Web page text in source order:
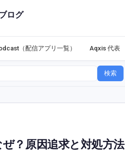
ログ
（配信アプリ一覧） Aqxis 代表
検索
？原因追求と対処方法